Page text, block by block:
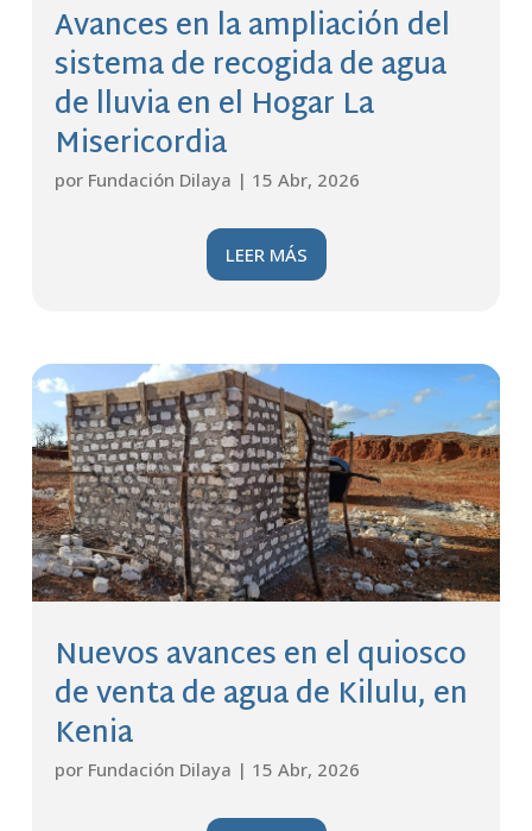
Avances en la ampliación del
sistema de recogida de agua
de lluvia en el Hogar La
Misericordia
por Fundación Dilaya | 15 Abr, 2026
LEER MÁS
Nuevos avances en el quiosco
de venta de agua de Kilulu, en
Kenia
por Fundación Dilaya | 15 Abr, 2026